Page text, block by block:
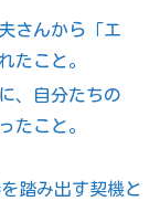
さんから「エ
たこと。
、自分たちの
たこと。
踏み出す契機と